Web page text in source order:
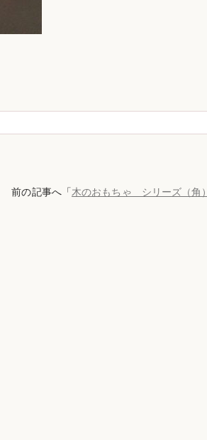
前の記事へ「木のおもちゃ シリーズ（角）